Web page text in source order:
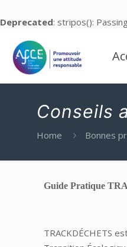
Deprecated: stripos():
Conseils
Home Bonnes
Guide Pratique
TRACKDÉCHETS